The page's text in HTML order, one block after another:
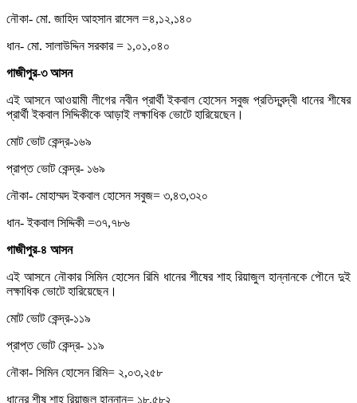
নৌকা- মো. জাহিদ আহসান রাসেল =৪,১২,১৪০
ধান- মো. সালাউদ্দিন সরকার = ১,০১,০৪০
গাজীপুর-৩ আসন
এই আসনে আওয়ামী লীগের নবীন প্রার্থী ইকবাল হোসেন সবুজ প্রতিদ্বন্দ্বী ধানের শীষের
প্রার্থী ইকবাল সিদ্দিকীকে আড়াই লক্ষাধিক ভোটে হারিয়েছেন।
মোট ভোট কেন্দ্র-১৬৯
প্রাপ্ত ভোট কেন্দ্র- ১৬৯
নৌকা- মোহাম্মদ ইকবাল হোসেন সবুজ= ৩,৪৩,৩২০
ধান- ইকবাল সিদ্দিকী =৩৭,৭৮৬
গাজীপুর-৪ আসন
এই আসনে নৌকার সিমিন হোসেন রিমি ধানের শীষের শাহ রিয়াজুল হান্নানকে পৌনে দুই
লক্ষাধিক ভোটে হারিয়েছেন।
মোট ভোট কেন্দ্র-১১৯
প্রাপ্ত ভোট কেন্দ্র- ১১৯
নৌকা- সিমিন হোসেন রিমি= ২,০৩,২৫৮
ধানের শীষ শাহ্ রিয়াজুল হান্নান= ১৮,৫৮২